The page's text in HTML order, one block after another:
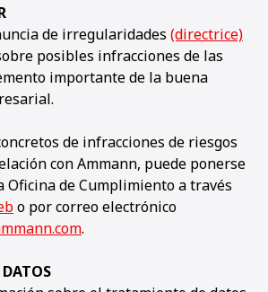
de irregularidades (directrice)
posibles infracciones de las
importante de la buena
de infracciones de riesgos
con Ammann, puede ponerse
Oficina de Cumplimiento a través
o por correo electrónico
.